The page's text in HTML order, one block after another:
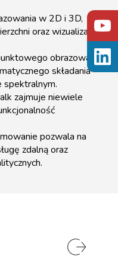
w 2D i 3D,
oraz wizualizacja
obrazowania,
składania
spektralnym.
zajmuje niewiele
pozwala na
zdalną oraz